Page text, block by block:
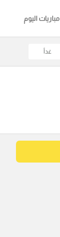
مباريات اليوم
غداً